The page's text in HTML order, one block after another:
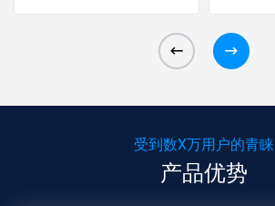
lựa chọn chất
受到数X万用户的青睐
产品优势